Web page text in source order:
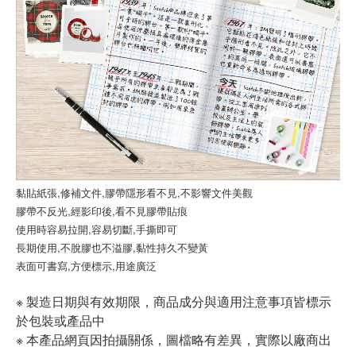
黏貼紙張,修補文件,膠帶隱形看不見,不影響文件美觀
膠帶不反光,經影印後,看不見膠帶貼痕
使用時容易拉開,容易切斷,手撕即可
長期使用,不脫膠也不溢膠,黏性持久不變黃
表面可書寫,方便標示,用途廣泛
※ 製造日期與有效期限，商品成分與適用注意事項皆標示
於包裝或產品中
※ 本產品網頁因拍攝關係，圖檔略有差異，實際以廠商出